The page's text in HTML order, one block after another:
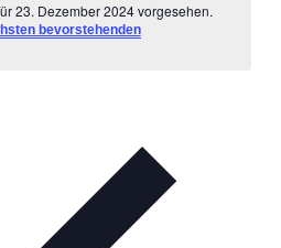
23. Dezember 2024 vorgesehen.
bevorstehenden